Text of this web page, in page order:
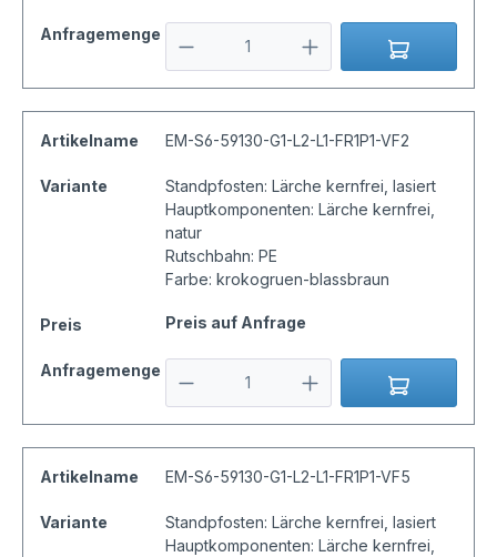
Anfragemenge
Artikelname EM-S6-59130-G1-L2-L1-FR1P1-VF2
Variante
Standpfosten: Lärche kernfrei, lasiert
Hauptkomponenten: Lärche kernfrei,
natur
Rutschbahn: PE
Farbe: krokogruen-blassbraun
Preis Preis auf Anfrage
Anfragemenge
Artikelname EM-S6-59130-G1-L2-L1-FR1P1-VF5
Variante
Standpfosten: Lärche kernfrei, lasiert
Hauptkomponenten: Lärche kernfrei,